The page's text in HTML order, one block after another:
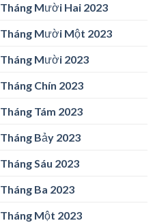
Tháng Mười Hai 2023
Tháng Mười Một 2023
Tháng Mười 2023
Tháng Chín 2023
Tháng Tám 2023
Tháng Bảy 2023
Tháng Sáu 2023
Tháng Ba 2023
Tháng Một 2023